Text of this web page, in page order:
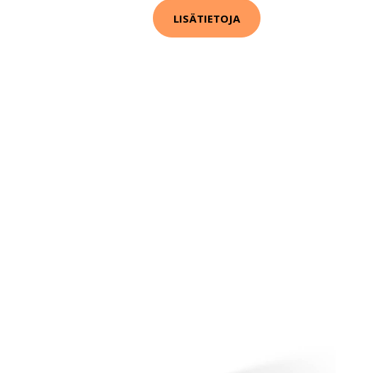
LISÄTIETOJA